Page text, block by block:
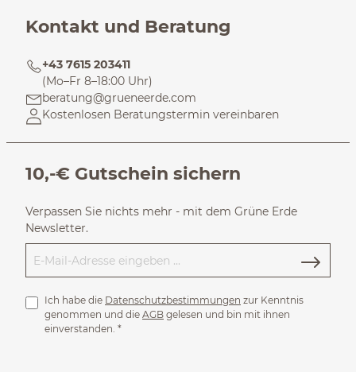
Kontakt und Beratung
+43 7615 203411
(Mo–Fr 8–18:00 Uhr)
beratung@grueneerde.com
Kostenlosen Beratungstermin vereinbaren
10,-€ Gutschein sichern
Verpassen Sie nichts mehr - mit dem Grüne Erde
Newsletter.
Ich habe die Datenschutzbestimmungen zur Kenntnis
genommen und die AGB gelesen und bin mit ihnen
einverstanden. *